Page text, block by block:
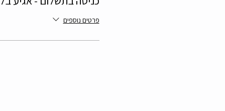
פרטים נוספים